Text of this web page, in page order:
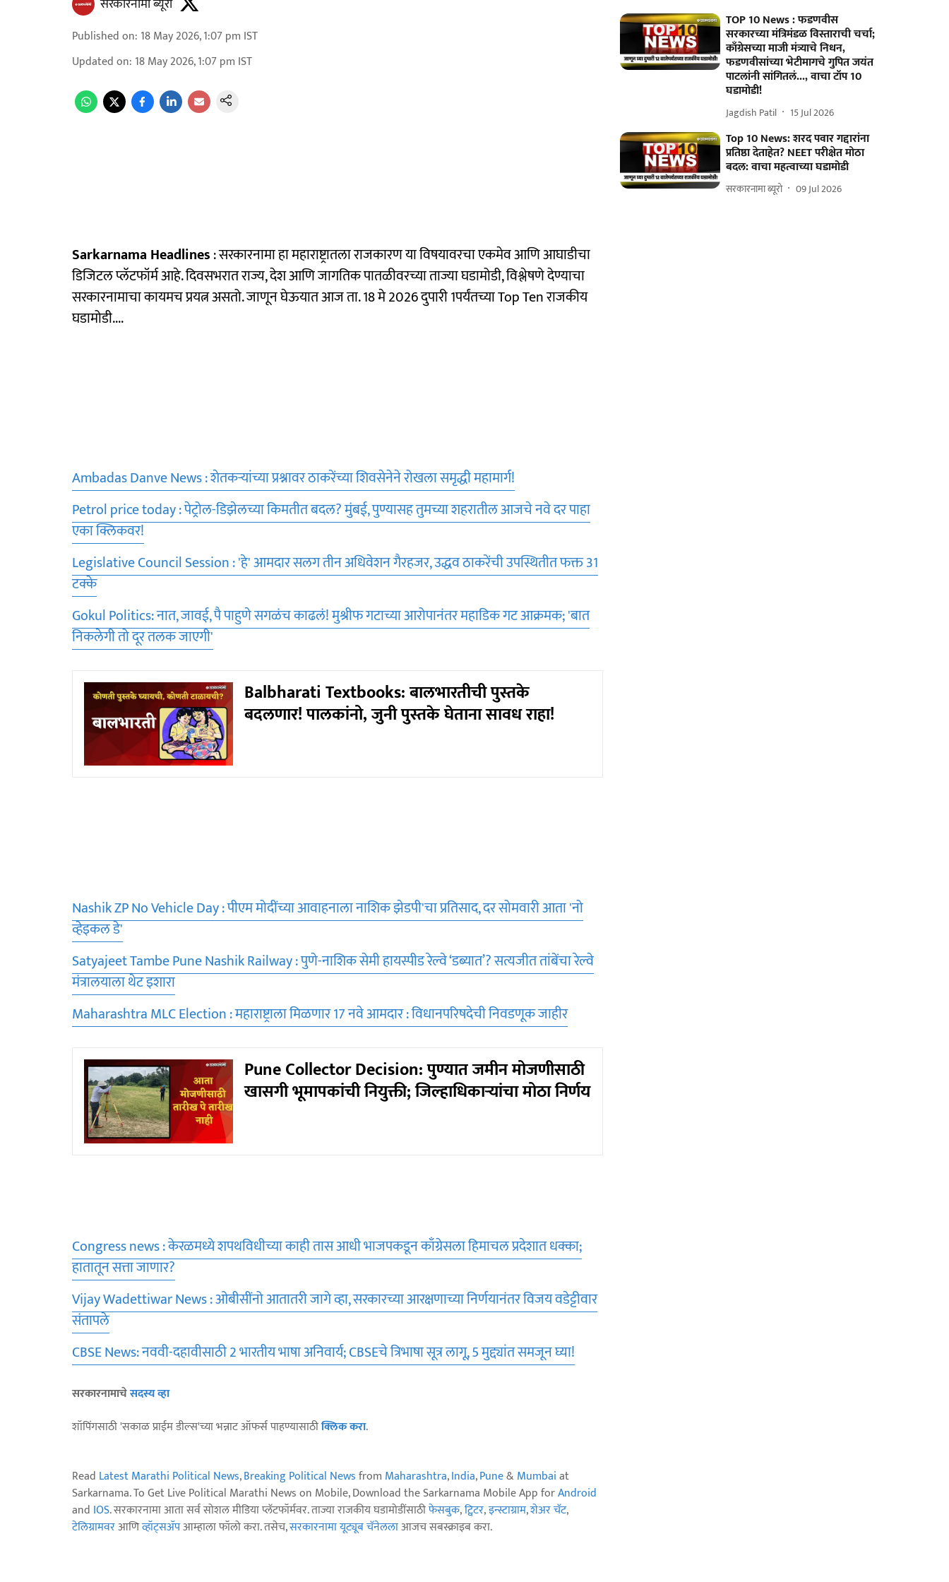
सरकारनामा ब्यूरो
Published on: 18 May 2026, 1:07 pm IST
Updated on: 18 May 2026, 1:07 pm IST
Sarkarnama Headlines: सरकारनामा हा महाराष्ट्रातला राजकारण या विषयावरचा एकमेव आणि आघाडीचा
डिजिटल प्लॅटफॉर्म आहे. दिवसभरात राज्य, देश आणि जागतिक पातळीवरच्या ताज्या घडामोडी, विश्लेषणे देण्याचा
सरकारनामाचा कायमच प्रयत्न असतो. जाणून घेऊयात आज ता. 18 मे 2026 दुपारी 1पर्यंतच्या Top Ten राजकीय
घडामोडी....
Ambadas Danve News : शेतकऱ्यांच्या प्रश्नावर ठाकरेंच्या शिवसेनेने रोखला समृद्धी महामार्ग!
Petrol price today : पेट्रोल-डिझेलच्या किमतीत बदल? मुंबई, पुण्यासह तुमच्या शहरातील आजचे नवे दर पाहा
एका क्लिकवर!
Legislative Council Session : 'हे' आमदार सलग तीन अधिवेशन गैरहजर, उद्धव ठाकरेंची उपस्थितीत फक्त 31
टक्के
Gokul Politics: नात, जावई, पै पाहुणे सगळंच काढलं! मुश्रीफ गटाच्या आरोपानंतर महाडिक गट आक्रमक; 'बात
निकलेगी तो दूर तलक जाएगी'
Balbharati Textbooks: बालभारतीची पुस्तके
बदलणार! पालकांनो, जुनी पुस्तके घेताना सावध राहा!
Nashik ZP No Vehicle Day : पीएम मोदींच्या आवाहनाला नाशिक झेडपी'चा प्रतिसाद, दर सोमवारी आता 'नो
व्हेइकल डे'
Satyajeet Tambe Pune Nashik Railway : पुणे-नाशिक सेमी हायस्पीड रेल्वे ‘डब्यात’? सत्यजीत तांबेंचा रेल्वे
मंत्रालयाला थेट इशारा
Maharashtra MLC Election : महाराष्ट्राला मिळणार 17 नवे आमदार : विधानपरिषदेची निवडणूक जाहीर
Pune Collector Decision: पुण्यात जमीन मोजणीसाठी
खासगी भूमापकांची नियुक्ती; जिल्हाधिकाऱ्यांचा मोठा निर्णय
Congress news : केरळमध्ये शपथविधीच्या काही तास आधी भाजपकडून काँग्रेसला हिमाचल प्रदेशात धक्का;
हातातून सत्ता जाणार?
Vijay Wadettiwar News : ओबीसींनो आतातरी जागे व्हा, सरकारच्या आरक्षणाच्या निर्णयानंतर विजय वडेट्टीवार
संतापले
CBSE News: नववी-दहावीसाठी 2 भारतीय भाषा अनिवार्य; CBSEचे त्रिभाषा सूत्र लागू, 5 मुद्द्यांत समजून घ्या!
सरकारनामाचेसदस्य व्हा
शॉपिंगसाठी 'सकाळ प्राईम डील्स'च्या भन्नाट ऑफर्स पाहण्यासाठीक्लिक करा.
Read Latest Marathi Political News,Breaking Political Newsfrom Maharashtra,India,Pune& Mumbaiat
Sarkarnama. To Get Live Political Marathi News on Mobile, Download the Sarkarnama Mobile App forAndroid
and IOS. सरकारनामा आता सर्व सोशल मीडिया प्लॅटफॉर्मवर. ताज्या राजकीय घडामोडींसाठीफेसबुक,ट्विटर,इन्स्टाग्राम,शेअर चॅट,
टेलिग्रामवरआणिव्हॉट्सॲपआम्हाला फॉलो करा. तसेच,सरकारनामा यूट्यूब चॅनेललाआजच सबस्क्राइब करा.
TOP 10 News : फडणवीस
सरकारच्या मंत्रिमंडळ विस्ताराची चर्चा;
काँग्रेसच्या माजी मंत्र्याचे निधन,
फडणवीसांच्या भेटीमागचे गुपित जयंत
पाटलांनी सांगितलं..., वाचा टॉप 10
घडामोडी!
Jagdish Patil 15 Jul 2026
Top 10 News: शरद पवार गद्दारांना
प्रतिष्ठा देताहेत? NEET परीक्षेत मोठा
बदल: वाचा महत्वाच्या घडामोडी
सरकारनामा ब्यूरो 09 Jul 2026